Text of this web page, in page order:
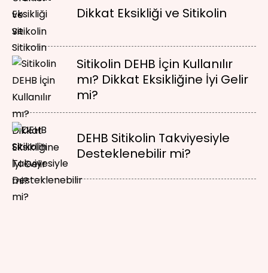
Dikkat Eksikliği ve Sitikolin
Sitikolin DEHB İçin Kullanılır
mı? Dikkat Eksikliğine İyi Gelir
mi?
DEHB Sitikolin Takviyesiyle
Desteklenebilir mi?